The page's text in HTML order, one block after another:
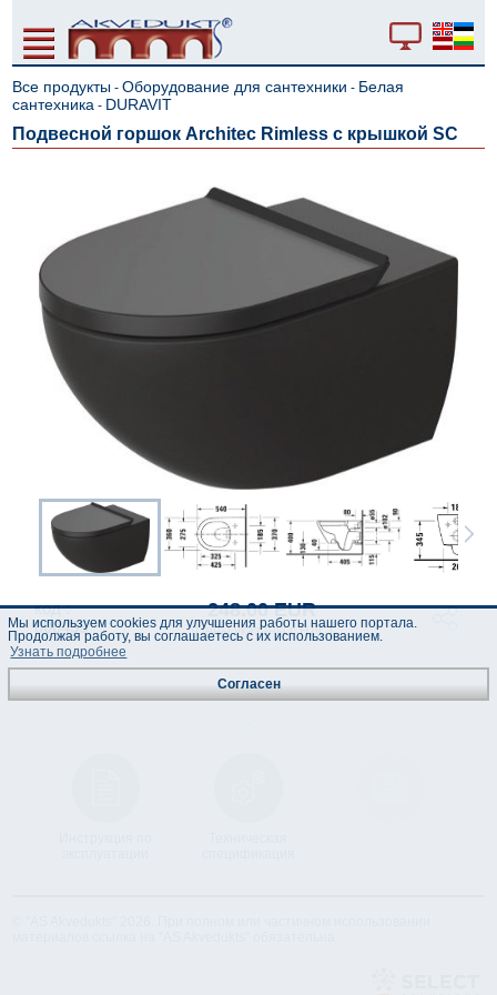
Все продукты -Оборудование для сантехники - Белая
сантехника - DURAVIT
Подвесной горшок Architec Rimless с крышкой SC
код :
800435
248.00 EUR
(Цены указаны с НДС)
Мы используем cookies для улучшения работы нашего портала.
Продолжая работу, вы соглашаетесь с их использованием.
Узнать подробнее
Согласен